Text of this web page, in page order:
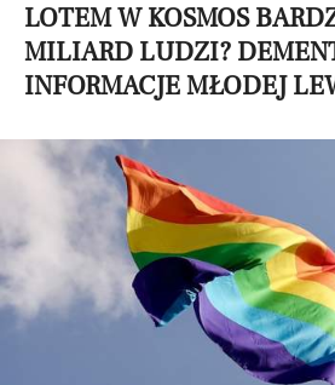
LOTEM W KOSMOS
MILIARD LUDZI?
INFORMACJE MŁODEJ